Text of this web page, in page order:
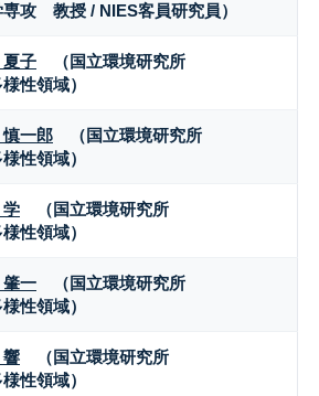
攻 教授 / NIES客員研究員）
子 （国立環境研究所
性領域）
一郎 （国立環境研究所
性領域）
（国立環境研究所
性領域）
一 （国立環境研究所
性領域）
（国立環境研究所
性領域）